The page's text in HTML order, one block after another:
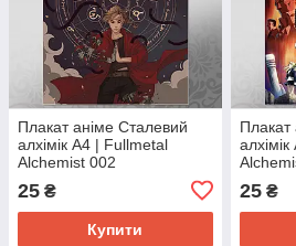
Плакат аніме Сталевий
алхімік А4 | Fullmetal
Alchemist 002
25 ₴
Купити
Плакат
25₴